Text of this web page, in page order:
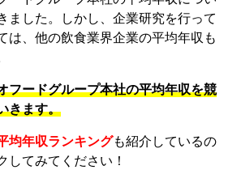
ました。しかし、企業研究を行って
は、他の飲食業界企業の平均年収も
フードグループ本社の平均年収を競
きます。
均年収ランキングも紹介しているの
してみてください！